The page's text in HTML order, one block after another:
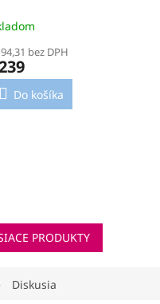
bez DPH
Do košíka
PRODUKTY
Diskusia